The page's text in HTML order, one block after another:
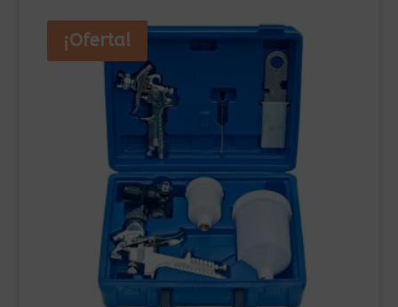
¡Oferta!